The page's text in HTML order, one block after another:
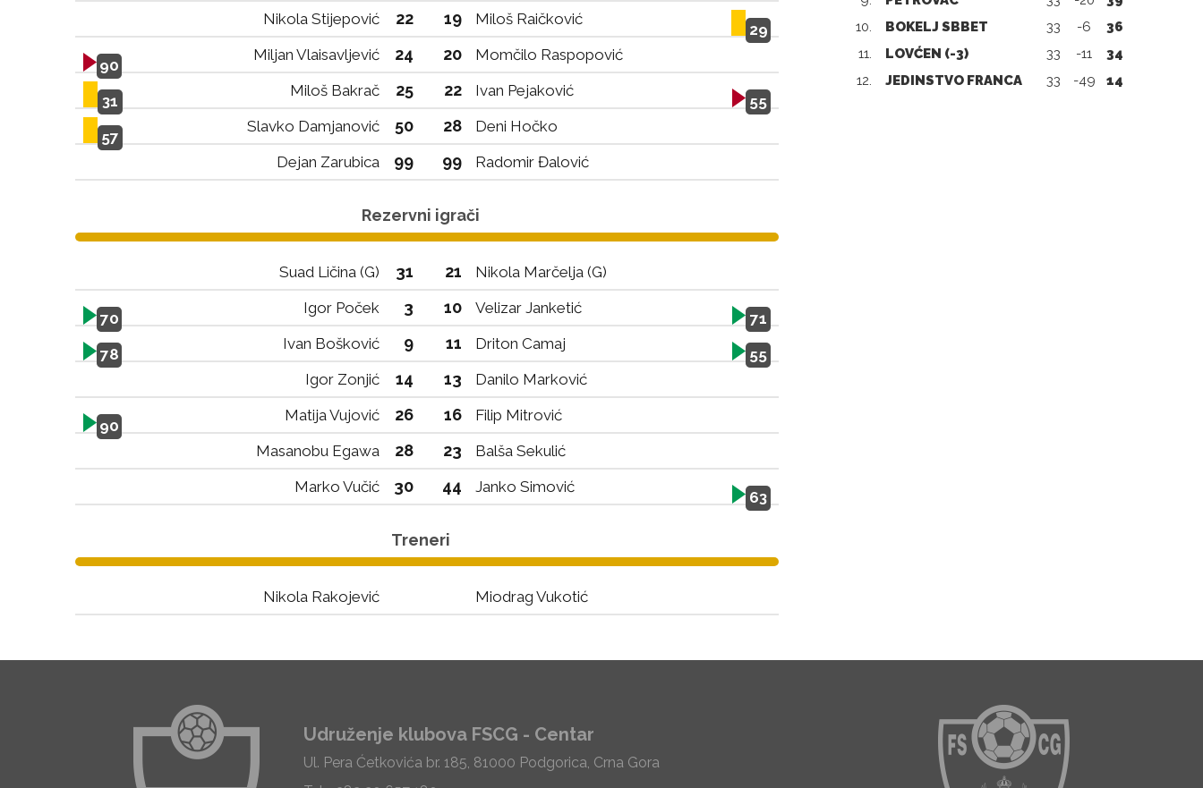
Nikola Stijepović
22 19 Miloš Raičković
29
90
Miljan Vlaisavljević 24 20 Momčilo Raspopović
31
Miloš Bakrač 25 22 Ivan Pejaković
55
57
Slavko Damjanović 50 28
Deni Hočko
Dejan Zarubica
99 99 Radomir Đalović
Rezervni igrači
Suad Ličina (G) 31 21 Nikola Marčelja (G)
70
Igor Poček 3 10 Velizar Janketić
71
78
Ivan Bošković 9 11 Driton Camaj
55
Igor Zonjić
14 13 Danilo Marković
90
Matija Vujović 26 16
Filip Mitrović
Masanobu Egawa
28 23
Balša Sekulić
Marko Vučić
30 44 Janko Simović
63
Treneri
Nikola Rakojević Miodrag Vukotić
10.
BOKELJ SBBET 33 -6
36
11.
LOVĆEN (-3) 33 -11
34
12.
JEDINSTVO FRANCA 33 -49 14
Udruženje klubova FSCG - Centar
Ul. Pera Ćetkovića br. 185, 81000 Podgorica, Crna Gora